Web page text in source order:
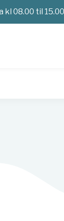
kl 08.00 til 15.00